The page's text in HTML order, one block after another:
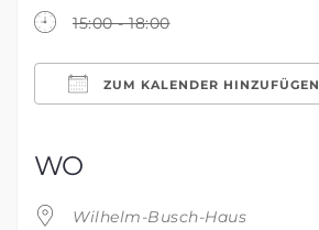
15:00 - 18:00
ZUM KALENDER HINZUFÜGEN
WO
Wilhelm-Busch-Haus